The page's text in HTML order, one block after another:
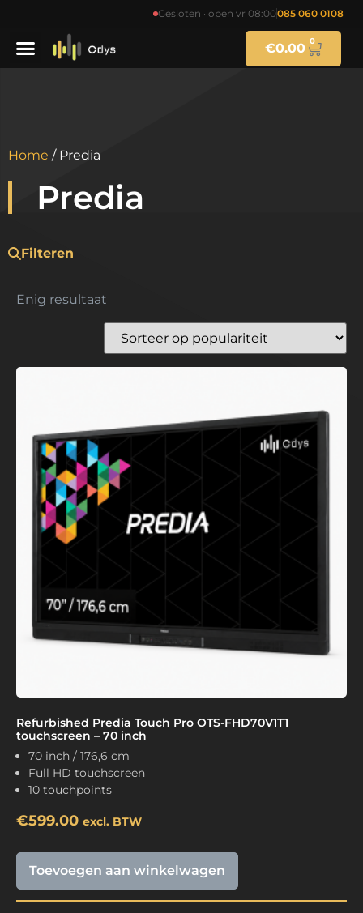
Gesloten · open vr 08:00085 060 0108
€0.00 0
Home / Predia
Predia
Filteren
Enig resultaat
Refurbished Predia Touch Pro OTS-FHD70V1T1
touchscreen – 70 inch
70 inch / 176,6 cm
Full HD touchscreen
10 touchpoints
€599.00 excl. BTW
Toevoegen aan winkelwagen